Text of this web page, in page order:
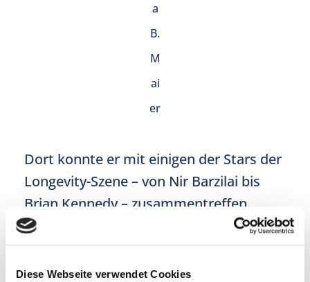
Diese Webseite verwendet Cookies
a
B.
M
ai
er
Dort konnte er mit einigen der Stars der
Longevity-Szene – von Nir Barzilai bis
Brian Kennedy – zusammentreffen.
Auch hier waren die Tage gefüllt mit
faszinierenden Beiträgen über die
Möglichkeiten und Grenzen der